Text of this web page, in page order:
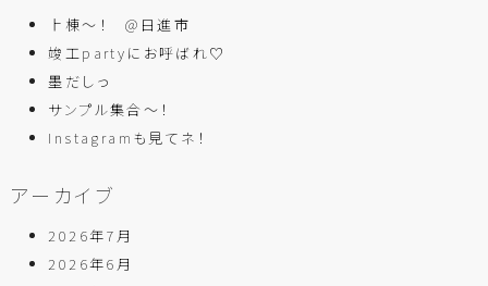
上棟～！ @日進市
竣工partyにお呼ばれ♡
墨だしっ
サンプル集合～！
Instagramも見てネ！
アーカイブ
2026年7月
2026年6月